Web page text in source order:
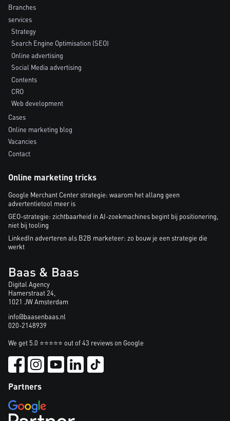
Branches
services
Strategy
Search Engine Optimisation (SEO)
Online advertising
Social Media advertising
Contents
CRO
Web development
Cases
Online marketing blog
Vacancies
Contact
Online marketing tricks
Google Merchant Center strategie: waarom het allang geen
advertentietool meer is
GEO-strategie: zichtbaarheid in AI-zoekmachines begint bij positionering,
niet bij tooling
LinkedIn adverteren als B2B marketeer: zo bouw je een strategie die
werkt
Baas & Baas
Digital Agency
Hamerstraat 24,
1021 JW Amsterdam
info@baasenbaas.nl
020-2148939
We get 5.0 ⭐⭐⭐⭐⭐ out of 43 reviews on Google
Partners